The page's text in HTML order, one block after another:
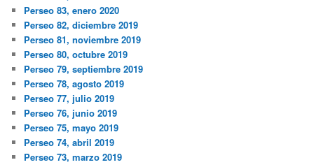
Perseo 83, enero 2020
Perseo 82, diciembre 2019
Perseo 81, noviembre 2019
Perseo 80, octubre 2019
Perseo 79, septiembre 2019
Perseo 78, agosto 2019
Perseo 77, julio 2019
Perseo 76, junio 2019
Perseo 75, mayo 2019
Perseo 74, abril 2019
Perseo 73, marzo 2019